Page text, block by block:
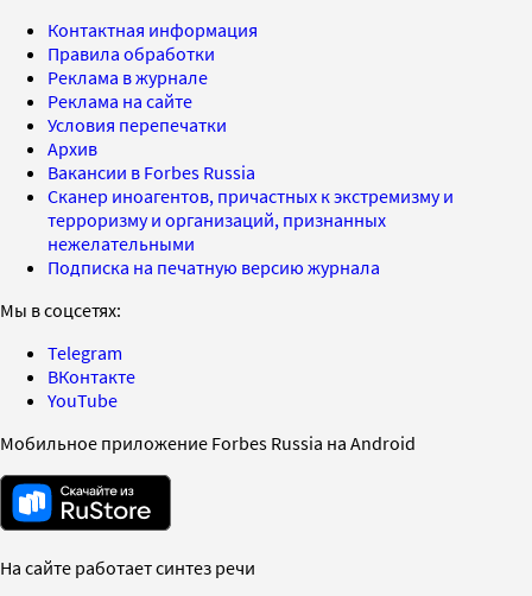
Контактная информация
Правила обработки
Реклама в журнале
Реклама на сайте
Условия перепечатки
Архив
Вакансии в Forbes Russia
Сканер иноагентов, причастных к экстремизму и
терроризму и организаций, признанных
нежелательными
Подписка на печатную версию журнала
Мы в соцсетях:
Telegram
ВКонтакте
YouTube
Мобильное приложение Forbes Russia на Android
На сайте работает синтез речи